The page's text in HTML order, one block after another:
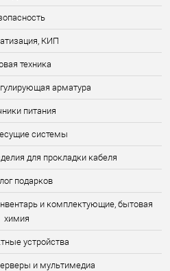
КИП
техника
арматура
питания
системы
для прокладки кабеля
подарков
и комплектующие, бытовая
химия
устройства
и мультимедиа